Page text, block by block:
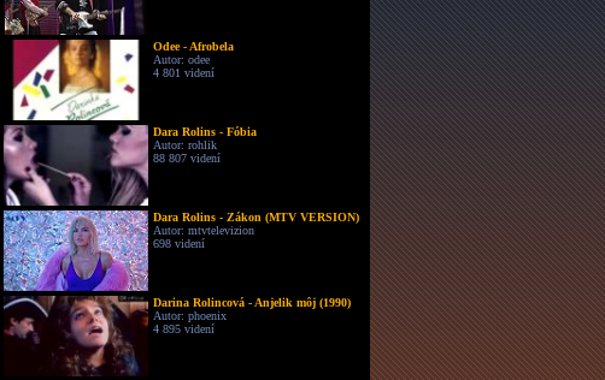
Odee - Afrobela
Autor: odee
4 801 videní
Dara Rolins - Fóbia
Autor: rohlik
88 807 videní
Dara Rolins - Zákon (MTV VERSION)
Autor: mtvtelevizion
698 videní
Darina Rolincová - Anjelik môj (1990)
Autor: phoenix
4 895 videní